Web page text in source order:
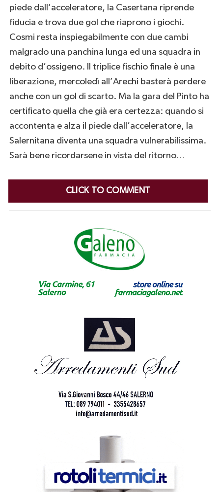
piede dall’acceleratore, la Casertana riprende
fiducia e trova due gol che riaprono i giochi.
Cosmi resta inspiegabilmente con due cambi
malgrado una panchina lunga ed una squadra in
debito d’ossigeno. Il triplice fischio finale è una
liberazione, mercoledì all’Arechi basterà perdere
anche con un gol di scarto. Ma la gara del Pinto ha
certificato quella che già era certezza: quando si
accontenta e alza il piede dall’acceleratore, la
Salernitana diventa una squadra vulnerabilissima.
Sarà bene ricordarsene in vista del ritorno…
CLICK TO COMMENT